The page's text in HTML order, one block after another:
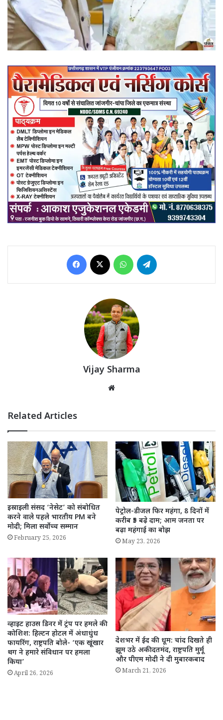
Facebook WhatsApp
Vijay Sharma
Related Articles
इस्राइली संसद ‘नेसेट’ को संबोधित
करने वाले पहले भारतीय PM बने
मोदी; मिला सर्वोच्च सम्मान
February 25, 2026
पेट्रोल-डीजल फिर महंगा, 8 दिनों में
करीब ₹5 बढ़े दाम; आम जनता पर
बढ़ा महंगाई का बोझ
May 23, 2026
व्हाइट हाउस डिनर में ट्रंप पर हमले की
कोशिश: हिल्टन होटल में अंधाधुंध
फायरिंग, राष्ट्रपति बोले- ‘एक खूंखार
थग ने हमारे संविधान पर हमला
किया’
April 26, 2026
देशभर में ईद की धूम: चांद दिखते ही
झूम उठे अकीदतमंद, राष्ट्रपति मुर्मू
और पीएम मोदी ने दी मुबारकबाद
March 21, 2026